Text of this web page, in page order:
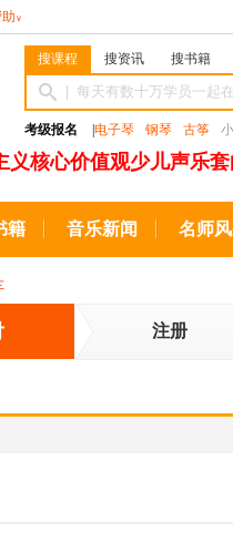
∨
搜课程 搜资讯 搜书籍
考级报名 电子琴 钢琴 古筝
义核心价值观少儿声乐
籍 音乐新闻 名师
注册